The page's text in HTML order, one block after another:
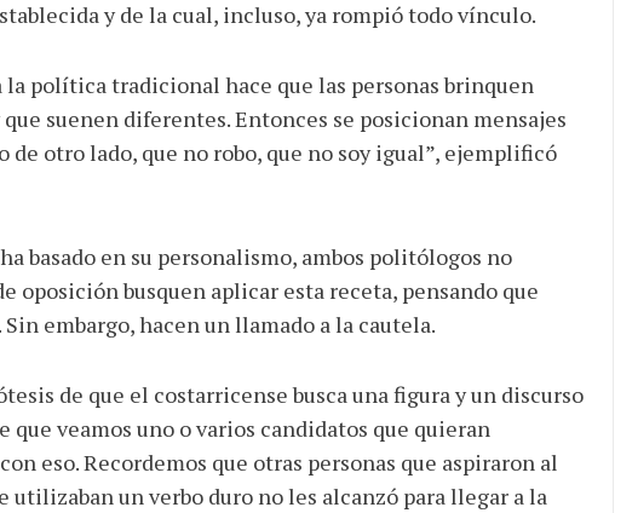
y de la cual, incluso, ya rompió todo vínculo.
política tradicional hace que las personas brinquen
suenen diferentes. Entonces se posicionan mensajes
de otro lado, que no robo, que no soy igual”, ejemplificó
basado en su personalismo, ambos politólogos no
oposición busquen aplicar esta receta, pensando que
embargo, hacen un llamado a la cautela.
de que el costarricense busca una figura y un discurso
que veamos uno o varios candidatos que quieran
eso. Recordemos que otras personas que aspiraron al
utilizaban un verbo duro no les alcanzó para llegar a la